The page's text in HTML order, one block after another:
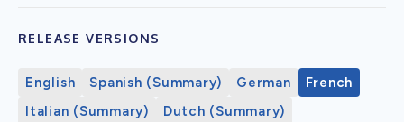
RELEASE VERSIONS
English Spanish (Summary) German
French
Italian (Summary)
Dutch (Summary)